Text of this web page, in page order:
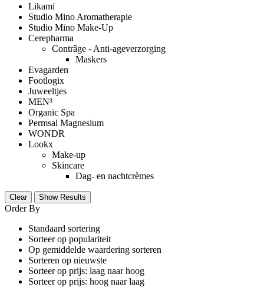
Likami
Studio Mino Aromatherapie
Studio Mino Make-Up
Cerepharma
Contrâge - Anti-ageverzorging
Maskers
Evagarden
Footlogix
Juweeltjes
MEN³
Organic Spa
Permsal Magnesium
WONDR
Lookx
Make-up
Skincare
Dag- en nachtcrèmes
Clear Show Results
Order By
Standaard sortering
Sorteer op populariteit
Op gemiddelde waardering sorteren
Sorteren op nieuwste
Sorteer op prijs: laag naar hoog
Sorteer op prijs: hoog naar laag